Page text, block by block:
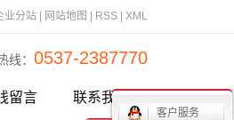
业分站 网站地图 RSS XML
线： 0537-2387770
留言 联系我们
客户服务